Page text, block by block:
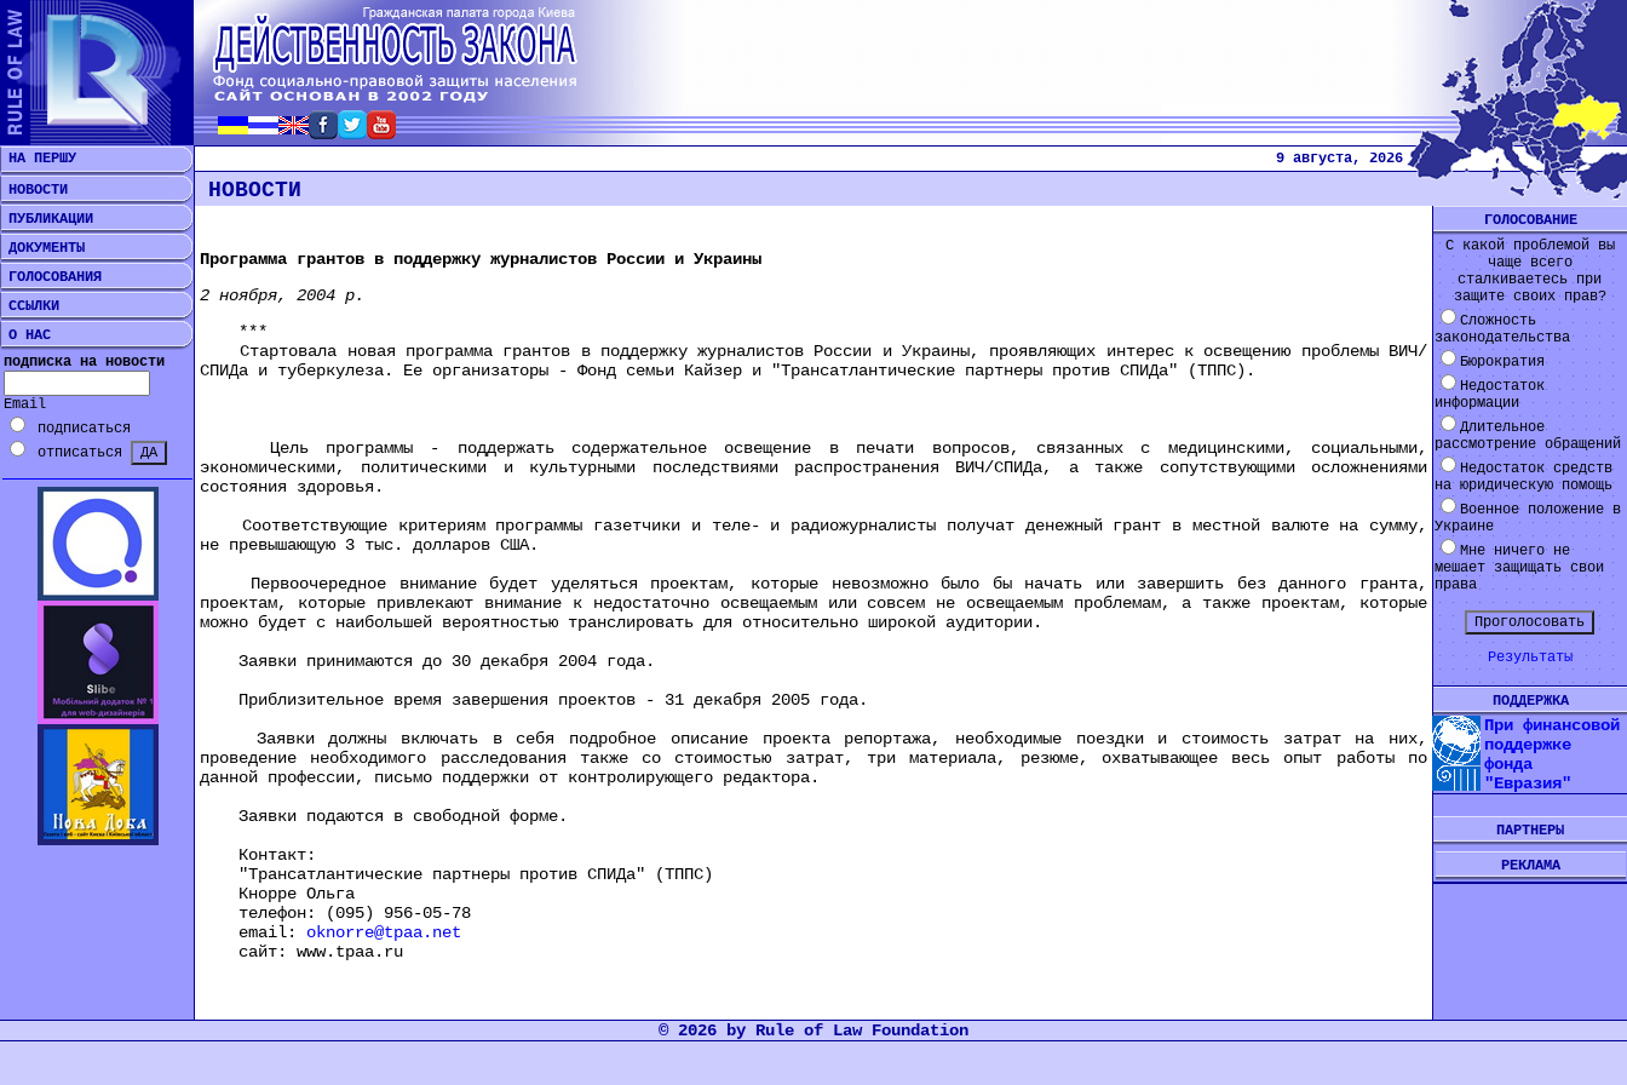
НА ПЕРШУ
9 августа, 2026
НОВОСТИ
ПУБЛИКАЦИИ
ДОКУМЕНТЫ
ГОЛОСОВАНИЯ
ССЫЛКИ
О НАС
подписка на новости
Email
подписаться
отписаться
НОВОСТИ
Программа грантов в поддержку журналистов России и Украины
2 ноября, 2004 р.
***
Стартовала новая программа грантов в поддержку журналистов России и Украины, проявляющих интерес к освещению проблемы ВИЧ/
СПИДа и туберкулеза. Ее организаторы - Фонд семьи Кайзер и "Трансатлантические партнеры против СПИДа" (ТППС).
Цель программы - поддержать содержательное освещение в печати вопросов, связанных с медицинскими, социальными,
экономическими, политическими и культурными последствиями распространения ВИЧ/СПИДа, а также сопутствующими осложнениями
состояния здоровья.
Соответствующие критериям программы газетчики и теле- и радиожурналисты получат денежный грант в местной валюте на сумму,
не превышающую 3 тыс. долларов США.
Первоочередное внимание будет уделяться проектам, которые невозможно было бы начать или завершить без данного гранта,
проектам, которые привлекают внимание к недостаточно освещаемым или совсем не освещаемым проблемам, а также проектам, которые
можно будет с наибольшей вероятностью транслировать для относительно широкой аудитории.
Заявки принимаются до 30 декабря 2004 года.
Приблизительное время завершения проектов - 31 декабря 2005 года.
Заявки должны включать в себя подробное описание проекта репортажа, необходимые поездки и стоимость затрат на них,
проведение необходимого расследования также со стоимостью затрат, три материала, резюме, охватывающее весь опыт работы по
данной профессии, письмо поддержки от контролирующего редактора.
Заявки подаются в свободной форме.
Контакт:
"Трансатлантические партнеры против СПИДа" (ТППС)
Кнорре Ольга
телефон: (095) 956-05-78
email: oknorre@tpaa.net
сайт: www.tpaa.ru
ГОЛОСОВАНИЕ
С какой проблемой вы
чаще всего
сталкиваетесь при
защите своих прав?
Сложность
законодательства
Бюрократия
Недостаток
информации
Длительное
рассмотрение обращений
Недостаток средств
на юридическую помощь
Военное положение в
Украине
Мне ничего не
мешает защищать свои
права
Результаты
ПОДДЕРЖКА
При финансовой
поддержке
фонда
"Евразия"
ПАРТНЕРЫ
РЕКЛАМА
© 2026 by Rule of Law Foundation